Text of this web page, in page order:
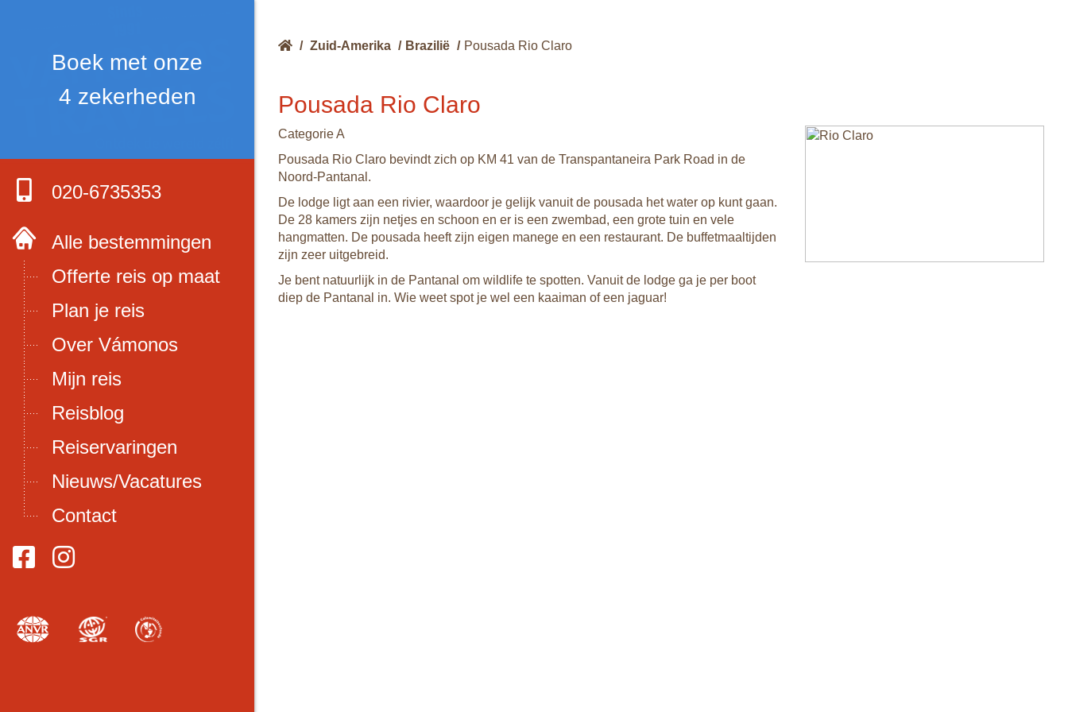
Boek met onze
4 zekerheden
020-6735353
Alle bestemmingen
Offerte reis op maat
Plan je reis
Over Vámonos
Mijn reis
Reisblog
Reiservaringen
Nieuws/Vacatures
Contact
/ Zuid-Amerika / Brazilië / Pousada Rio Claro
Pousada Rio Claro
Categorie A
Pousada Rio Claro bevindt zich op KM 41 van de Transpantaneira Park Road in de
Noord-Pantanal.
De lodge ligt aan een rivier, waardoor je gelijk vanuit de pousada het water op kunt gaan.
De 28 kamers zijn netjes en schoon en er is een zwembad, een grote tuin en vele
hangmatten. De pousada heeft zijn eigen manege en een restaurant. De buffetmaaltijden
zijn zeer uitgebreid.
Je bent natuurlijk in de Pantanal om wildlife te spotten. Vanuit de lodge ga je per boot
diep de Pantanal in. Wie weet spot je wel een kaaiman of een jaguar!